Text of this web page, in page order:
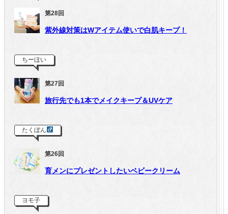
第28回
紫外線対策はWアイテム使いで白肌キープ！
ちーほい
第27回
旅行先でも1本でメイクキープ＆UVケア
たくぼん
第26回
育メンにプレゼントしたいベビークリーム
ヨモ子